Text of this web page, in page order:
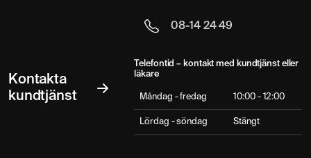
Kontakta
kundtjänst
08-14 24 49
Telefontid – kontakt med kundtjänst eller
läkare
Måndag - fredag 10:00 - 12:00
Lördag - söndag Stängt